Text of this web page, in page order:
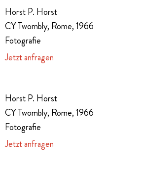
Horst P. Horst
CY Twombly, Rome, 1966
Fotografie
Jetzt anfragen
Horst P. Horst
CY Twombly, Rome, 1966
Fotografie
Jetzt anfragen